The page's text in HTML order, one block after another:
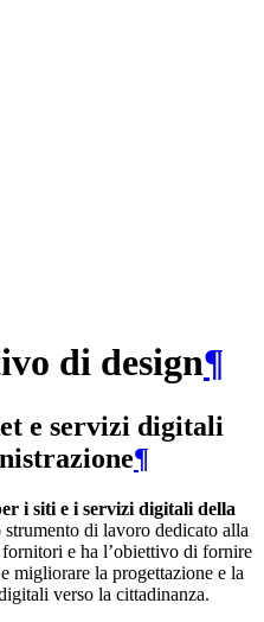
di design¶
e servizi digitali
¶
i siti e i servizi digitali della
strumento di lavoro dedicato alla
e ha l’obiettivo di fornire
migliorare la progettazione e la
verso la cittadinanza.